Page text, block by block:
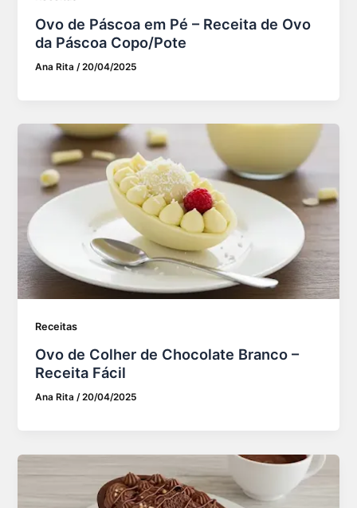
Ovo de Páscoa em Pé – Receita de Ovo
da Páscoa Copo/Pote
Ana Rita /20/04/2025
Receitas
Ovo de Colher de Chocolate Branco –
Receita Fácil
Ana Rita /20/04/2025